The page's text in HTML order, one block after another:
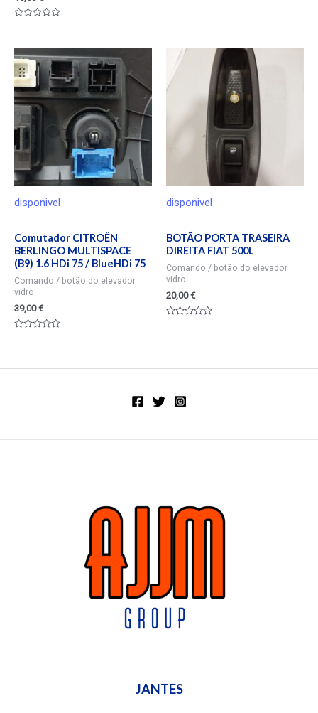
5
disponivel
Comutador CITROËN
BERLINGO MULTISPACE
(B9) 1.6 HDi 75 / BlueHDi 75
Comando / botão do elevador
vidro
39,00€
5
disponivel
BOTÃO PORTA TRASEIRA
DIREITA FIAT 500L
Comando / botão do elevador
vidro
20,00€
JANTES